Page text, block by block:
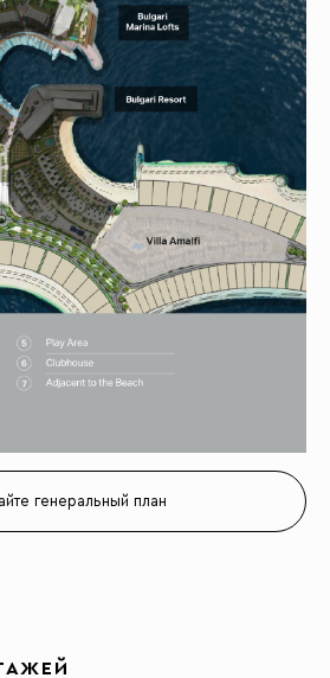
генеральный план